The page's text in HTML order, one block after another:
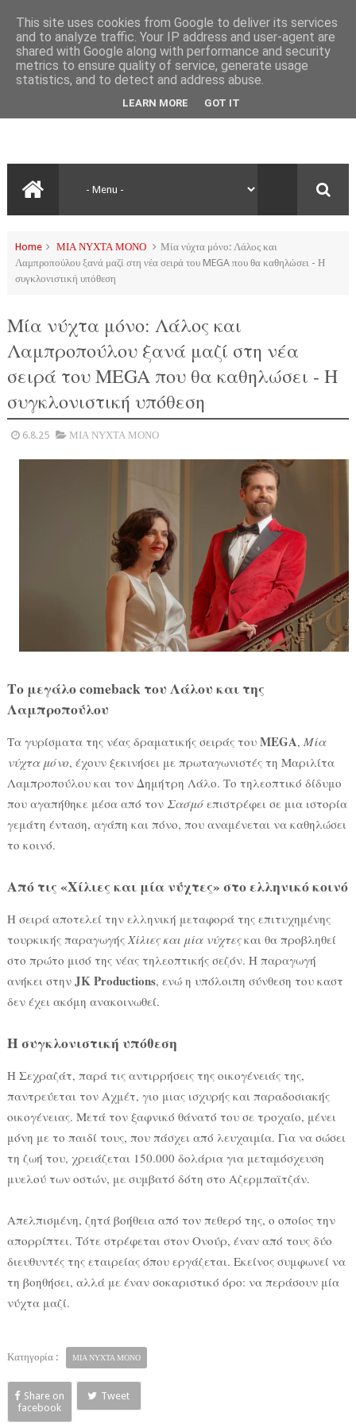
Home ΜΙΑ ΝΥΧΤΑ ΜΟΝΟ
Μία νύχτα μόνο: Λάλος και
Λαμπροπούλου ξανά μαζί στη νέα σειρά του MEGA που θα καθηλώσει - Η
συγκλονιστική υπόθεση
Μία νύχτα μόνο: Λάλος και
Λαμπροπούλου ξανά μαζί στη νέα
σειρά του MEGA που θα καθηλώσει - Η
συγκλονιστική υπόθεση
6.8.25 ΜΙΑ ΝΥΧΤΑ ΜΟΝΟ
Το μεγάλο comeback του Λάλου και της
Λαμπροπούλου
Τα γυρίσματα της νέας δραματικής σειράς του MEGA, Μία
νύχτα μόνο, έχουν ξεκινήσει με πρωταγωνιστές τη Μαριλίτα
Λαμπροπούλου και τον Δημήτρη Λάλο. Το τηλεοπτικό δίδυμο
που αγαπήθηκε μέσα από τον Σασμόεπιστρέφει σε μια ιστορία
γεμάτη ένταση, αγάπη και πόνο, που αναμένεται να καθηλώσει
το κοινό.
Από τις «Χίλιες και μία νύχτες» στο ελληνικό κοινό
Η σειρά αποτελεί την ελληνική μεταφορά της επιτυχημένης
τουρκικής παραγωγής Χίλιες και μία νύχτεςκαι θα προβληθεί
στο πρώτο μισό της νέας τηλεοπτικής σεζόν. Η παραγωγή
ανήκει στην JK Productions, ενώ η υπόλοιπη σύνθεση του καστ
δεν έχει ακόμη ανακοινωθεί.
Η συγκλονιστική υπόθεση
Η Σεχραζάτ, παρά τις αντιρρήσεις της οικογένειάς της,
παντρεύεται τον Αχμέτ, γιο μιας ισχυρής και παραδοσιακής
οικογένειας. Μετά τον ξαφνικό θάνατό του σε τροχαίο, μένει
μόνη με το παιδί τους, που πάσχει από λευχαιμία. Για να σώσει
τη ζωή του, χρειάζεται 150.000 δολάρια για μεταμόσχευση
μυελού των οστών, με συμβατό δότη στο Αζερμπαϊτζάν.
Απελπισμένη, ζητά βοήθεια από τον πεθερό της, ο οποίος την
απορρίπτει. Τότε στρέφεται στον Ονούρ, έναν από τους δύο
διευθυντές της εταιρείας όπου εργάζεται. Εκείνος συμφωνεί να
τη βοηθήσει, αλλά με έναν σοκαριστικό όρο: να περάσουν μία
νύχτα μαζί.
Κατηγορία : ΜΙΑ ΝΥΧΤΑ ΜΟΝΟ
Share on
facebook
Tweet
This site uses cookies from Google to deliver its services
and to analyze traffic. Your IP address and user-agent are
shared with Google along with performance and security
metrics to ensure quality of service, generate usage
statistics, and to detect and address abuse.
LEARN MORE GOT IT